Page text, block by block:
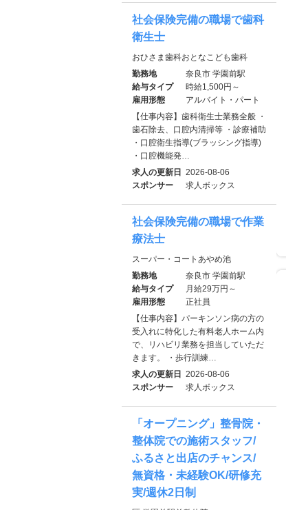
社会保険完備の職場で歯科
衛生士
おひさま歯科おとなこども歯科
勤務地
奈良市 学園前駅
給与タイプ
時給1,500円～
雇用形態
アルバイト・パート
【仕事内容】歯科衛生士業務全般 ・
歯石除去、口腔内清掃等 ・診療補助
・口腔衛生指導(ブラッシング指導)
・口腔機能発…
求人の更新日 2026-08-06
スポンサー
求人ボックス
社会保険完備の職場で作業
療法士
スーパー・コートあやめ池
勤務地
奈良市 学園前駅
給与タイプ
月給29万円～
雇用形態
正社員
【仕事内容】パーキンソン病の方の
受入れに特化した有料老人ホーム内
で、リハビリ業務を担当していただ
きます。 ・歩行訓練…
求人の更新日 2026-08-06
スポンサー
求人ボックス
「オープニング」整骨院・
整体院での施術スタッフ/
ふるさと出店のチャンス/
無資格・未経験OK/研修充
実/週休2日制